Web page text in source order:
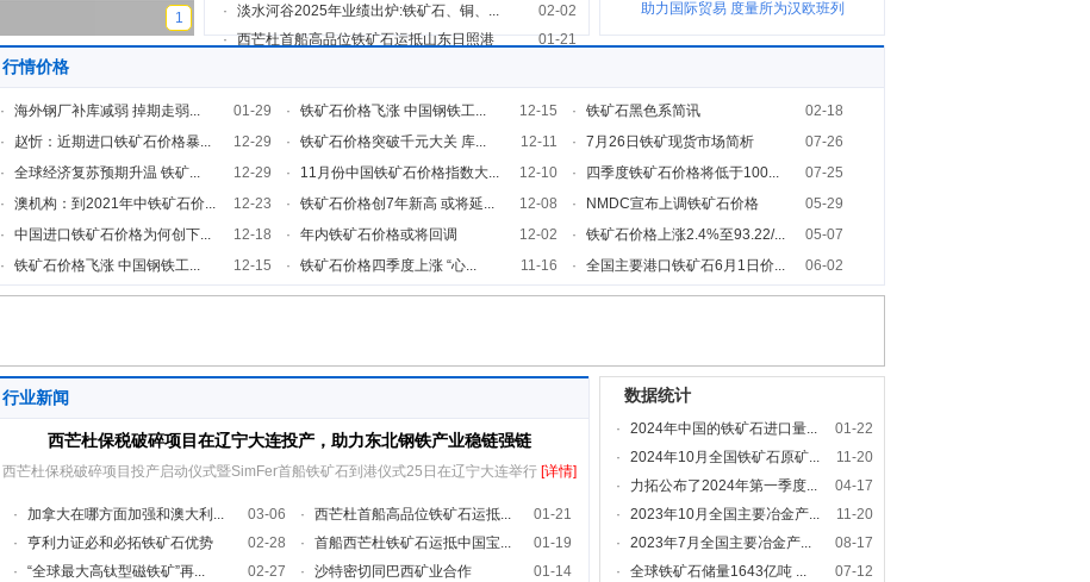
1
·
淡水河谷2025年业绩出炉:铁矿石、铜、...
02-02
· 西芒杜首船高品位铁矿石运抵山东日照港 01-21
助力国际贸易 度量所为汉欧班列
行情价格
· 海外钢厂补库减弱 掉期走弱...
01-29
·
赵忻：近期进口铁矿石价格暴...
12-29
·
全球经济复苏预期升温 铁矿...
12-29
·
澳机构：到2021年中铁矿石价...
12-23
·
中国进口铁矿石价格为何创下...
12-18
·
铁矿石价格飞涨 中国钢铁工... 12-15
· 铁矿石价格飞涨 中国钢铁工...
12-15
·
铁矿石价格突破千元大关 库...
12-11
·
11月份中国铁矿石价格指数大...
12-10
·
铁矿石价格创7年新高 或将延...
12-08
·
年内铁矿石价格或将回调
12-02
·
铁矿石价格四季度上涨 “心... 11-16
· 铁矿石黑色系简讯
02-18
·
7月26日铁矿现货市场简析
07-26
·
四季度铁矿石价格将低于100...
07-25
·
NMDC宣布上调铁矿石价格
05-29
·
铁矿石价格上涨2.4%至93.22/...
05-07
·
全国主要港口铁矿石6月1日价... 06-02
行业新闻
西芒杜保税破碎项目在辽宁大连投产，助力东北钢铁产业稳链强链
西芒杜保税破碎项目投产启动仪式暨SimFer首船铁矿石到港仪式25日在辽宁大连举行 [详情]
· 加拿大在哪方面加强和澳大利...
03-06
·
亨利力证必和必拓铁矿石优势
02-28
·
“全球最大高钛型磁铁矿”再...
02-27
· 西芒杜首船高品位铁矿石运抵...
01-21
·
首船西芒杜铁矿石运抵中国宝...
01-19
·
沙特密切同巴西矿业合作
01-14
数据统计
· 2024年中国的铁矿石进口量...
01-22
·
2024年10月全国铁矿石原矿...
11-20
·
力拓公布了2024年第一季度...
04-17
·
2023年10月全国主要冶金产...
11-20
·
2023年7月全国主要冶金产...
08-17
·
全球铁矿石储量1643亿吨 ...
07-12